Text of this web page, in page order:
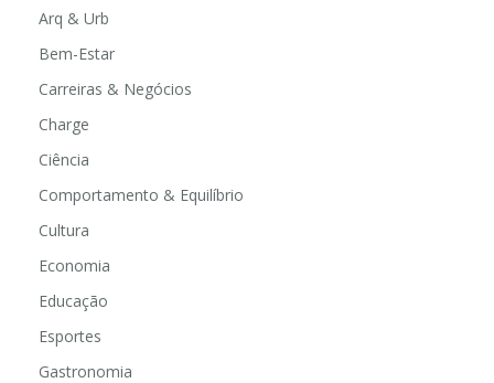
Arq & Urb
Bem-Estar
Carreiras & Negócios
Charge
Ciência
Comportamento & Equilíbrio
Cultura
Economia
Educação
Esportes
Gastronomia